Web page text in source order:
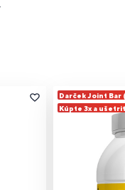
Darček Joint Bar
Kúpte 3x a